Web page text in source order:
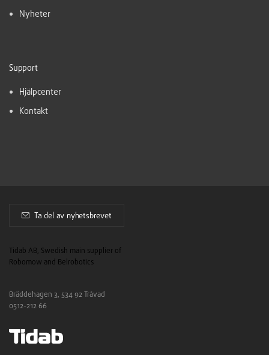
Nyheter
Support
Hjälpcenter
Kontakt
Ta del av nyhetsbrevet
Tidab AB, Swedish main supplier of
Robomow and Belrobotics
Bräddehagen 3, 534 92 Tråvad
0512-212 66